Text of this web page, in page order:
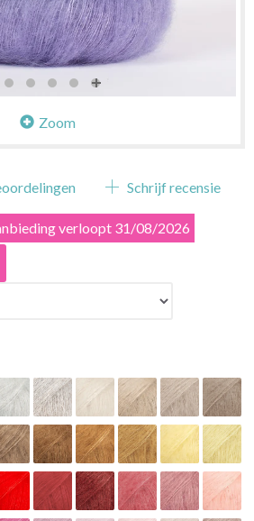
Zoom
Schrijf recensie
verloopt 31/08/2026